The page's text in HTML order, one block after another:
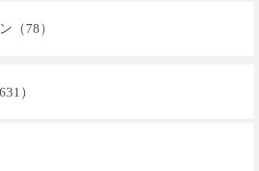
（78）
ン（33）
（769）
）